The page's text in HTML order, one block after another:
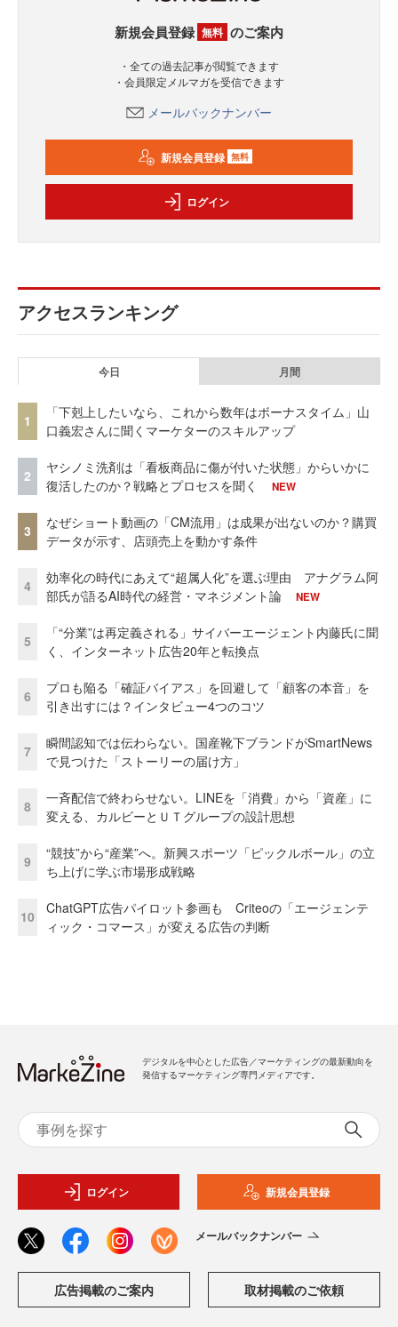
新規会員登録 無料 のご案内
・全ての過去記事が閲覧できます
・会員限定メルマガを受信できます
メールバックナンバー
新規会員登録 無料
ログイン
アクセスランキング
今日 月間
1
「下剋上したいなら、これから数年はボーナスタイム」山
口義宏さんに聞くマーケターのスキルアップ
2
ヤシノミ洗剤は「看板商品に傷が付いた状態」からいかに
復活したのか？戦略とプロセスを聞く
NEW
3
なぜショート動画の「CM流用」は成果が出ないのか？購買
データが示す、店頭売上を動かす条件
4
効率化の時代にあえて“超属人化”を選ぶ理由 アナグラム阿
部氏が語るAI時代の経営・マネジメント論
NEW
5
「“分業”は再定義される」サイバーエージェント内藤氏に聞
く、インターネット広告20年と転換点
6
プロも陥る「確証バイアス」を回避して「顧客の本音」を
引き出すには？インタビュー4つのコツ
7
瞬間認知では伝わらない。国産靴下ブランドがSmartNews
で見つけた「ストーリーの届け方」
8
一斉配信で終わらせない。LINEを「消費」から「資産」に
変える、カルビーとＵＴグループの設計思想
9
“競技”から“産業”へ。新興スポーツ「ピックルボール」の立
ち上げに学ぶ市場形成戦略
10
ChatGPT広告パイロット参画も Criteoの「エージェンテ
ィック・コマース」が変える広告の判断
デジタルを中心とした広告／マーケティングの最新動向を
発信するマーケティング専門メディアです。
ログイン 新規会員登録
メールバックナンバー
広告掲載のご案内 取材掲載のご依頼